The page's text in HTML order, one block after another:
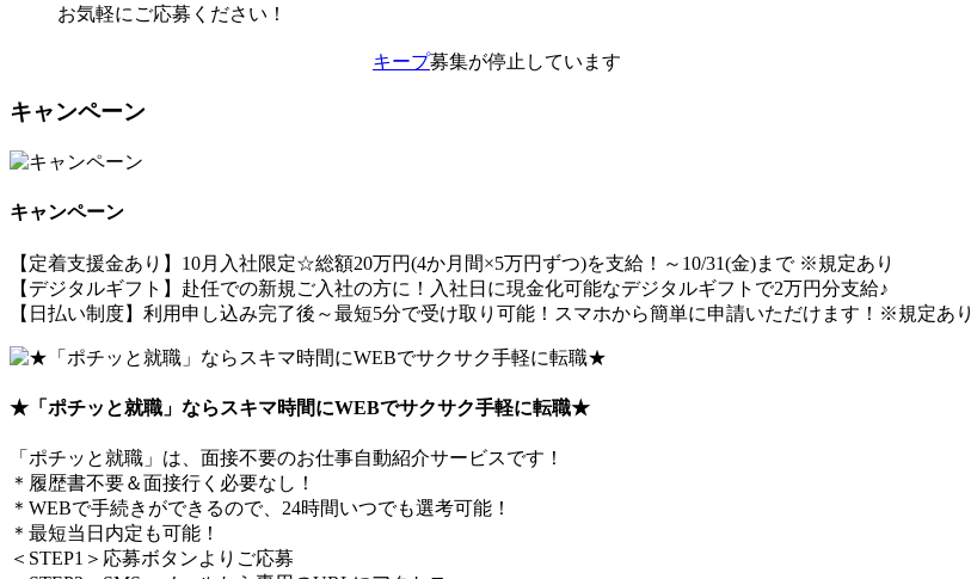
お気軽にご応募ください！
キープ募集が停止しています
キャンペーン
キャンペーン
【定着支援金あり】10月入社限定☆総額20万円(4か月間×5万円ずつ)を支給！～10/31(金)まで ※規定あり
【デジタルギフト】赴任での新規ご入社の方に！入社日に現金化可能なデジタルギフトで2万円分支給♪
【日払い制度】利用申し込み完了後～最短5分で受け取り可能！スマホから簡単に申請いただけます！※規定あり
★「ポチッと就職」ならスキマ時間にWEBでサクサク手軽に転職★
「ポチッと就職」は、面接不要のお仕事自動紹介サービスです！
＊履歴書不要＆面接行く必要なし！
＊WEBで手続きができるので、24時間いつでも選考可能！
＊最短当日内定も可能！
＜STEP1＞応募ボタンよりご応募